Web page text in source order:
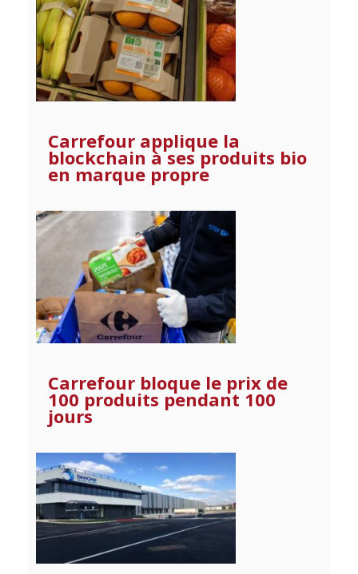
Carrefour applique la
blockchain à ses produits bio
en marque propre
Carrefour bloque le prix de
100 produits pendant 100
jours